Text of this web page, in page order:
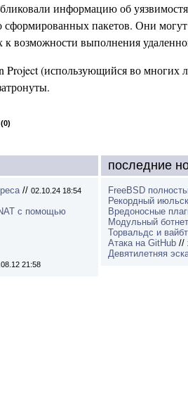
информацию об
пакетов. Они
возможности выполнения
(использующийся во многих
(0)
// 02.10.24 18:54
с помощью
21:58
последние
FreeBSD
Рекордный
Вредоносные
Модульный
Торвальдс и
Атака на GitHub //
Девятилетняя